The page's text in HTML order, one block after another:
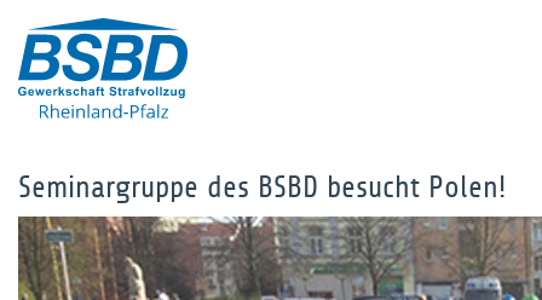
Seminargruppe des BSBD besucht Polen!